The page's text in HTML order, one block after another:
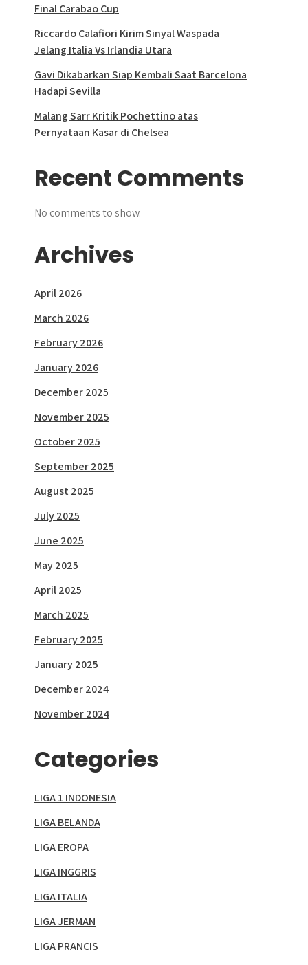
Final Carabao Cup
Riccardo Calafiori Kirim Sinyal Waspada
Jelang Italia Vs Irlandia Utara
Gavi Dikabarkan Siap Kembali Saat Barcelona
Hadapi Sevilla
Malang Sarr Kritik Pochettino atas
Pernyataan Kasar di Chelsea
Recent Comments
No comments to show.
Archives
April 2026
March 2026
February 2026
January 2026
December 2025
November 2025
October 2025
September 2025
August 2025
July 2025
June 2025
May 2025
April 2025
March 2025
February 2025
January 2025
December 2024
November 2024
Categories
LIGA 1 INDONESIA
LIGA BELANDA
LIGA EROPA
LIGA INGGRIS
LIGA ITALIA
LIGA JERMAN
LIGA PRANCIS